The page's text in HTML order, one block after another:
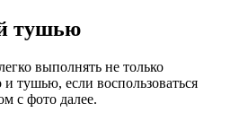
тушью
выполнять не только
тушью, если воспользоваться
с фото далее.